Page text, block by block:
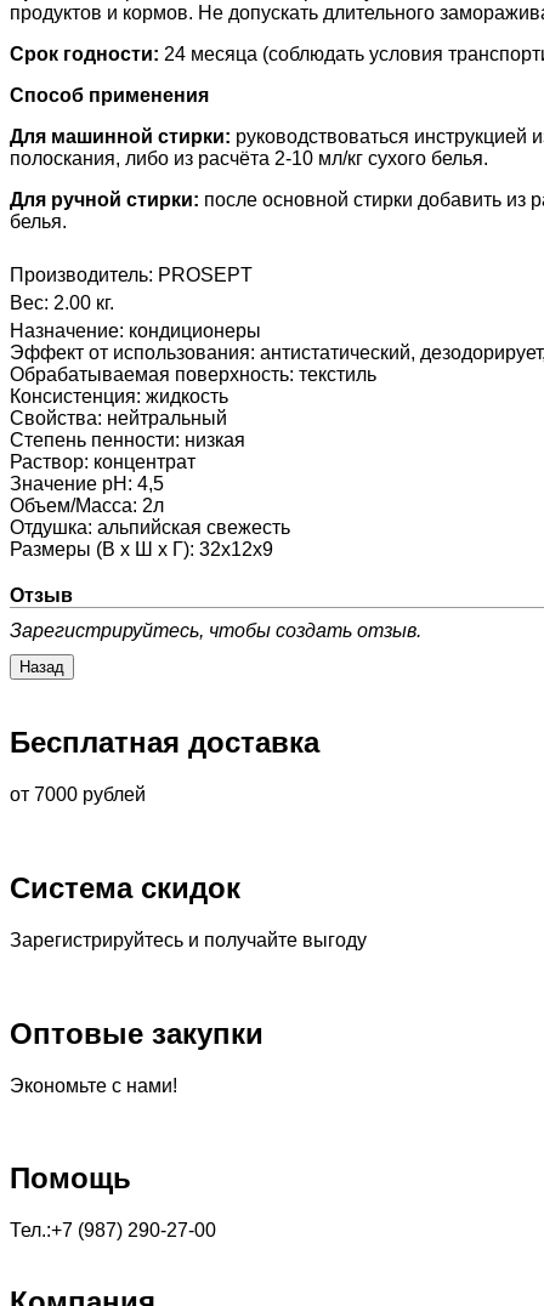
продуктов и кормов. Не допускать длительного
Срок годности: 24 месяца (соблюдать условия
Способ применения
Для машинной стирки: руководствоваться
полоскания, либо из расчёта 2-10 мл/кг сухого белья.
Для ручной стирки: после основной стирки добавить из
белья.
Производитель: PROSEPT
Вес: 2.00 кг.
Назначение: кондиционеры
Эффект от использования: антистатический,
Обрабатываемая поверхность: текстиль
Консистенция: жидкость
Свойства: нейтральный
Степень пенности: низкая
Раствор: концентрат
Значение pH : 4,5
Объем/Масса: 2л
Отдушка: альпийская свежесть
Размеры (В х Ш х Г): 32х12х9
Отзыв
Зарегистрируйтесь, чтобы создать отзыв.
Бесплатная доставка
от 7000 рублей
Система скидок
Зарегистрируйтесь и получайте выгоду
Оптовые закупки
Экономьте с нами!
Помощь
Тел.:+7 (987) 290-27-00